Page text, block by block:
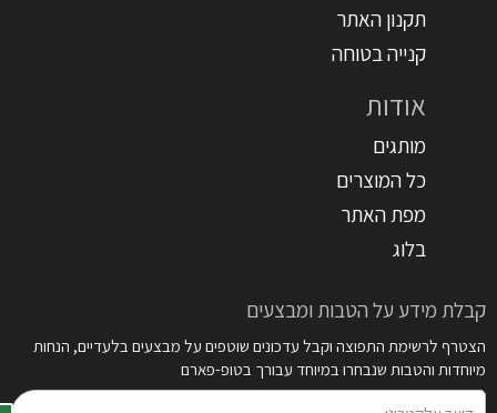
תקנון האתר
קנייה בטוחה
אודות
מותגים
כל המוצרים
מפת האתר
בלוג
קבלת מידע על הטבות ומבצעים
הצטרף לרשימת התפוצה וקבל עדכונים שוטפים על מבצעים בלעדיים, הנחות
מיוחדות והטבות שנבחרו במיוחד עבורך בטופ-פארם